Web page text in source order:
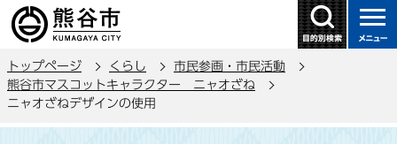
の
ー
ジ
トップページ くらし
市民参画・市民活動
熊谷市マスコットキャラクター ニャオざね
ニャオざねデザインの使用